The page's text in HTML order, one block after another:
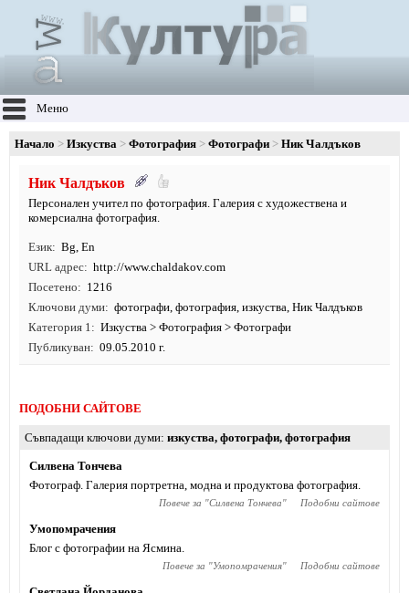
Меню
Начало Изкуства Фотография Фотографи Ник Чалдъков
Ник Чалдъков
Персонален учител по фотография. Галерия с художествена и
комерсиална фотография.
Език Bg, En
URL адрес
http://www.chaldakov.com
Посетено
1216
Ключови думи
фотографи, фотография, изкуства, Ник Чалдъков
Категория 1
Изкуства > Фотография > Фотографи
Публикуван
09.05.2010 г.
ПОДОБНИ САЙТОВЕ
Съвпадащи ключови думи изкуства, фотографи, фотография
Силвена Тончева
Фотограф. Галерия портретна, модна и продуктова фотография.
Повече за "Силвена Тончева" Подобни сайтове
Умопомрачения
Блог с фотографии на Ясмина.
Повече за "Умопомрачения" Подобни сайтове